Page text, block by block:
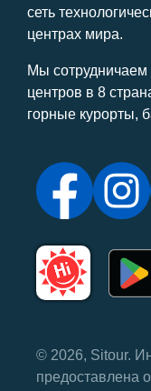
сеть
центрах мира.
Мы сотрудничаем
центров в 8
горные курорты,
© 2026, Sitour.
предоставлена